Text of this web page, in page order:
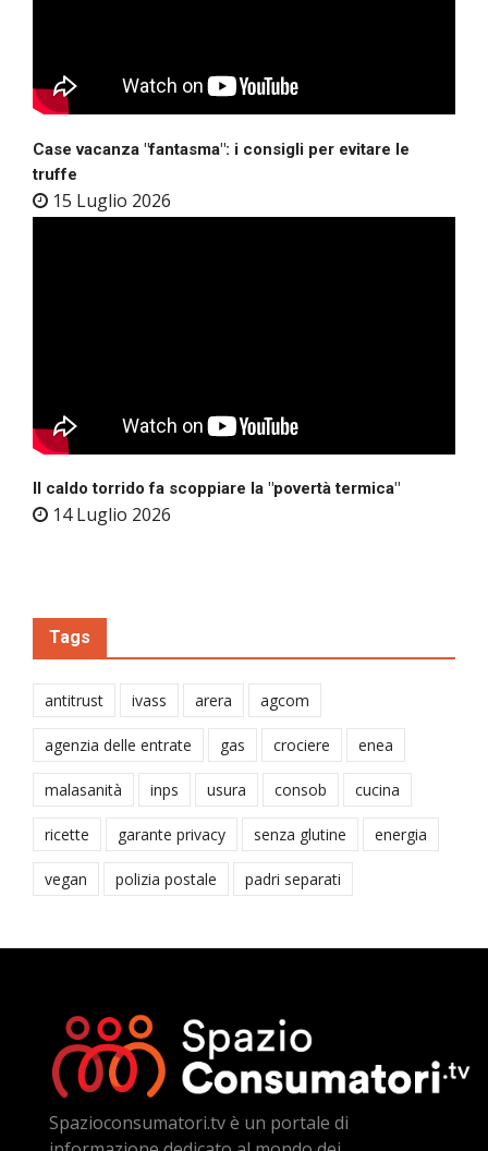
Case vacanza "fantasma": i consigli per evitare le
truffe
15 Luglio 2026
Il caldo torrido fa scoppiare la "povertà termica"
14 Luglio 2026
Tags
antitrust ivass arera agcom
agenzia delle entrate gas crociere enea
malasanità inps usura consob cucina
ricette garante privacy senza glutine energia
vegan polizia postale padri separati
Spazioconsumatori.tv è un portale di